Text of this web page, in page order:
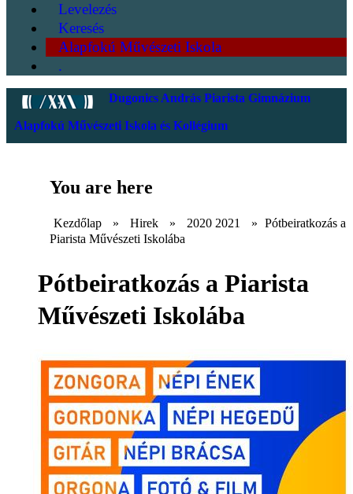
Levelezés
Keresés
Alapfokú Művészeti Iskola
.
Dugonics András Piarista Gimnázium
Alapfokú Művészeti Iskola és Kollégium
You are here
Kezdőlap » Hirek » 2020 2021 » Pótbeiratkozás a
Piarista Művészeti Iskolába
Pótbeiratkozás a Piarista
Művészeti Iskolába